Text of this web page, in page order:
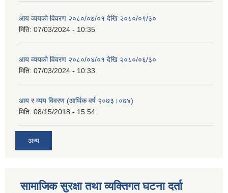
आय व्ययको विवरण २०८०/०७/०१ देखि २०८०/०९/३०
मिति: 07/03/2024 - 10:35
आय व्ययको विवरण २०८०/०४/०१ देखि २०८०/०६/३०
मिति: 07/03/2024 - 10:33
आय र व्यय विवरण (आर्थिक वर्ष २०७३।०७४)
मिति: 08/15/2018 - 15:54
अन्य
सामाजिक सुरक्षा तथा व्यक्तिगत घटना दर्ता